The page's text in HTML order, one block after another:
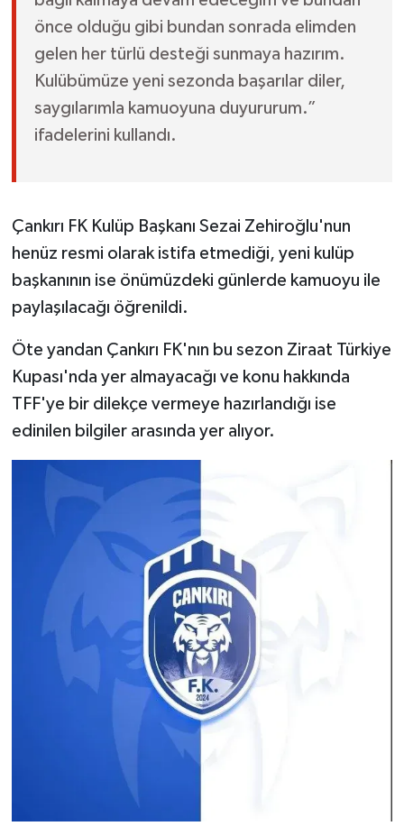
önce olduğu gibi bundan sonrada elimden
gelen her türlü desteği sunmaya hazırım.
Kulübümüze yeni sezonda başarılar diler,
saygılarımla kamuoyuna duyururum.”
ifadelerini kullandı.
Çankırı FK Kulüp Başkanı Sezai Zehiroğlu'nun
henüz resmi olarak istifa etmediği, yeni kulüp
başkanının ise önümüzdeki günlerde kamuoyu ile
paylaşılacağı öğrenildi.
Öte yandan Çankırı FK'nın bu sezon Ziraat Türkiye
Kupası'nda yer almayacağı ve konu hakkında
TFF'ye bir dilekçe vermeye hazırlandığı ise
edinilen bilgiler arasında yer alıyor.